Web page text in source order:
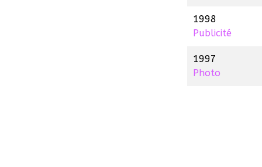
1998
Publicité
1997
Photo